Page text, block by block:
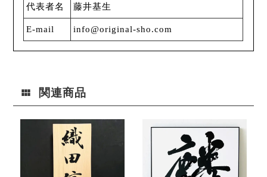
代表者名 藤井基生
E-mail info@original-sho.com
関連商品